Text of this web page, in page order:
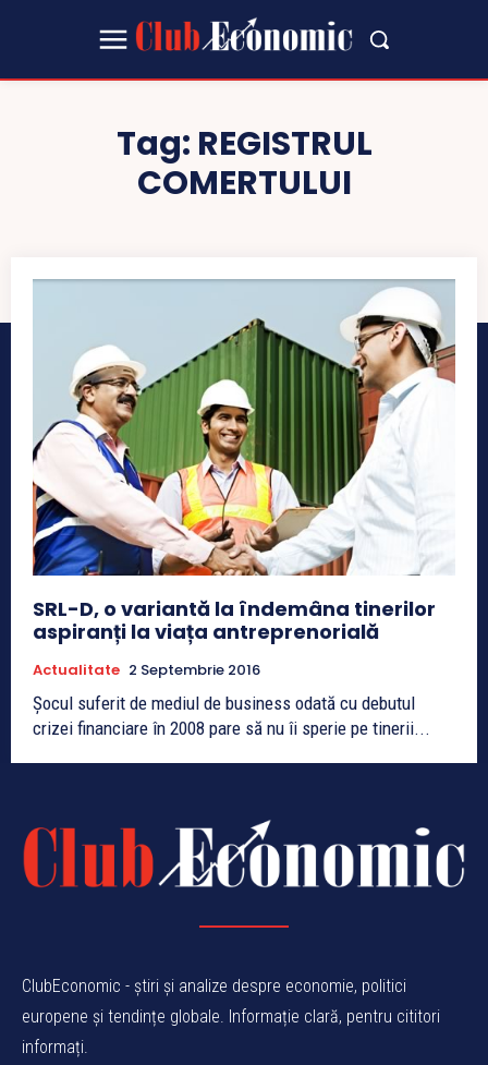
Tag: REGISTRUL
COMERTULUI
SRL-D, o variantă la îndemâna tinerilor
aspiranți la viața antreprenorială
Actualitate 2 Septembrie 2016
Șocul suferit de mediul de business odată cu debutul
crizei financiare în 2008 pare să nu îi sperie pe tinerii...
ClubEconomic - știri și analize despre economie, politici
europene și tendințe globale. Informație clară, pentru cititori
informați.